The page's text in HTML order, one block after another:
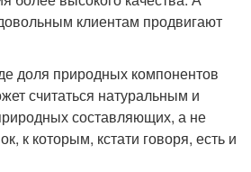
клиентам продвигают
доля природных компонентов
считаться натуральным и
составляющих, а не
к которым, кстати говоря, есть и